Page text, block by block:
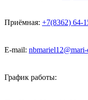
Приёмная: +7(8362) 64-
E-mail:
График работы: